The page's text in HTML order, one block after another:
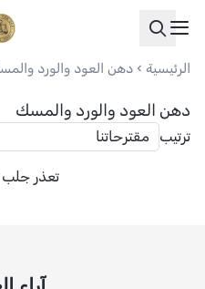
الرئيسية دهن العود والورد
دهن العود والورد والمسك
ترتيب
تعذر جلب